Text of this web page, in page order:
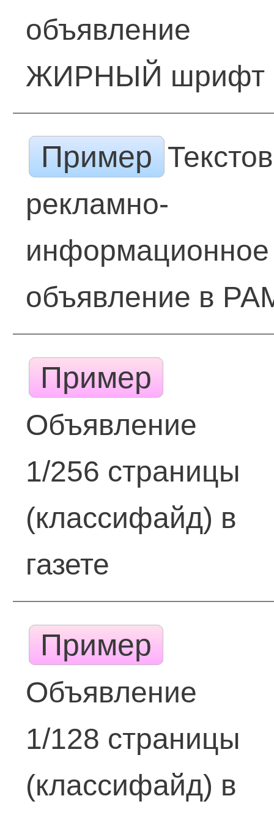
объявление
ЖИРНЫЙ шрифт
Пример
рекламно-
информационное
объявление в
Пример
Объявление
1/256 страницы
(классифайд) в
газете
Пример
Объявление
1/128 страницы
(классифайд) в